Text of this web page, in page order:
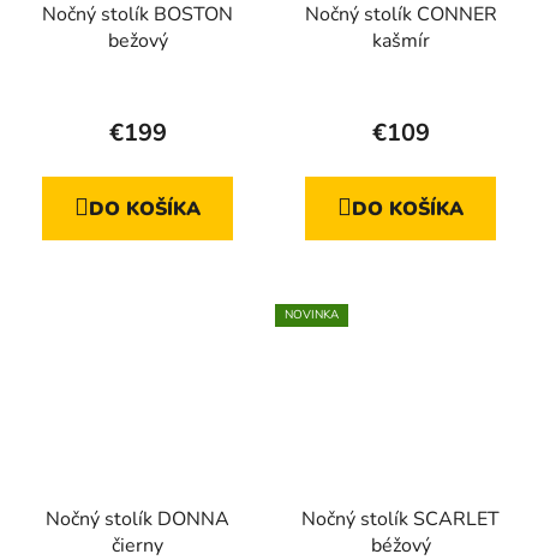
Nočný stolík BOSTON
bežový
€199
DO KOŠÍKA
Nočný stolík CONNER
kašmír
hodnotenie
je
5,0
€109
DO KOŠÍKA
Nočný stolík DONNA
čierny
NOVINKA
Nočný stolík SCARLET
béžový